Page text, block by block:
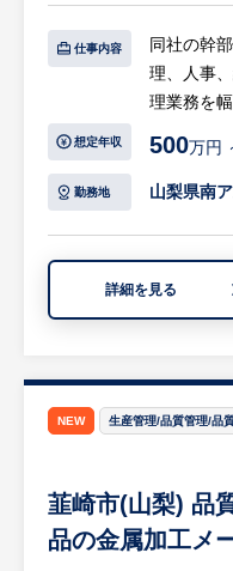
・労働時
応を軸に
主導できる
・属人化
組み・ル
参画できる
発防止・
・経営・
【HUREX
■魅力ポイ
・各種手
・4年連続
仕事内容
同社の幹
理、人事
理業務を
【具体的
○総務・一
・総務関
ィスに関わ
○人事・労
・社員の
・厚生年
・社会保
理
想定年収 500万円
勤務地 山梨県南
詳細を見る
NEW 生産管理/品質管理/品
韮崎市(山梨) 品
品の金属加工メ